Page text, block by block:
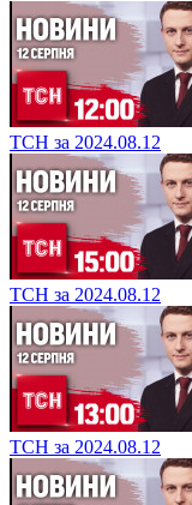
ТСН за 2024.08.12
ТСН за 2024.08.12
ТСН за 2024.08.12